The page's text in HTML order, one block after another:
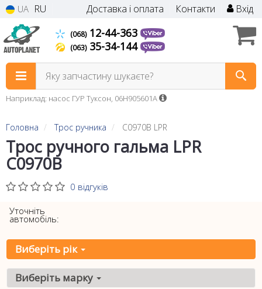
UA RU Доставка і оплата Контакти Вхід
(068)12-44-363
(063)35-34-144
Яку запчастину шукаєте?
Наприклад: насос ГУР Туксон, 06H905601A
Головна Трос ручника C0970B LPR
Трос ручного гальма LPR
C0970B
0 відгуків
Уточніть
автомобіль:
Виберіть рік
Виберіть марку